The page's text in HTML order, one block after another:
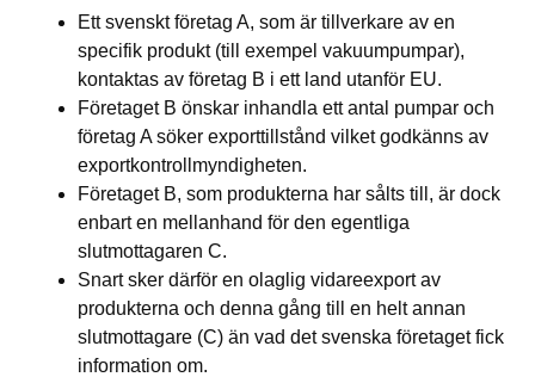
Ett svenskt företag A, som är tillverkare av en
specifik produkt (till exempel vakuumpumpar),
kontaktas av företag B i ett land utanför EU.
Företaget B önskar inhandla ett antal pumpar och
företag A söker exporttillstånd vilket godkänns av
exportkontrollmyndigheten.
Företaget B, som produkterna har sålts till, är dock
enbart en mellanhand för den egentliga
slutmottagaren C.
Snart sker därför en olaglig vidareexport av
produkterna och denna gång till en helt annan
slutmottagare (C) än vad det svenska företaget fick
information om.